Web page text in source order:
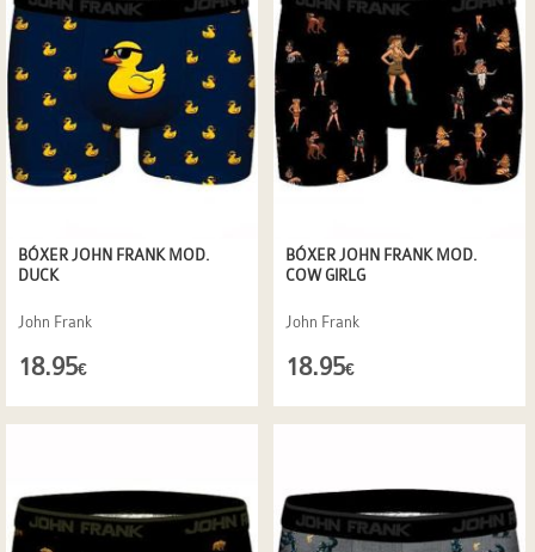
BÓXER JOHN FRANK MOD.
DUCK
John Frank
18.95€
BÓXER JOHN FRANK MOD.
COW GIRLG
John Frank
18.95€